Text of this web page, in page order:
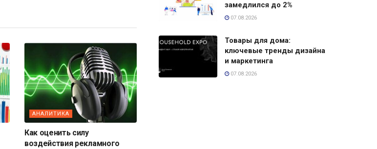
АНАЛИТИКА
Как оценить силу
воздействия рекламного
замедлился до 2%
07.08.2026
Товары для дома:
ключевые тренды дизайна
и маркетинга
07.08.2026